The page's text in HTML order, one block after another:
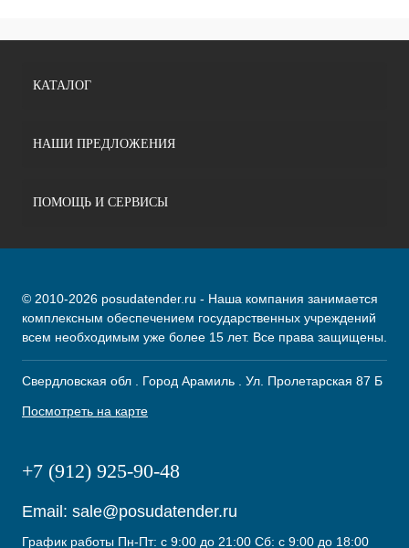
КАТАЛОГ
НАШИ ПРЕДЛОЖЕНИЯ
ПОМОЩЬ И СЕРВИСЫ
© 2010-2026 posudatender.ru - Наша компания занимается
комплексным обеспечением государственных учреждений
всем необходимым уже более 15 лет. Все права защищены.
Свердловская обл . Город Арамиль . Ул. Пролетарская 87 Б
Посмотреть на карте
+7 (912) 925-90-48
Email: sale@posudatender.ru
График работы Пн-Пт: с 9:00 до 21:00 Сб: с 9:00 до 18:00